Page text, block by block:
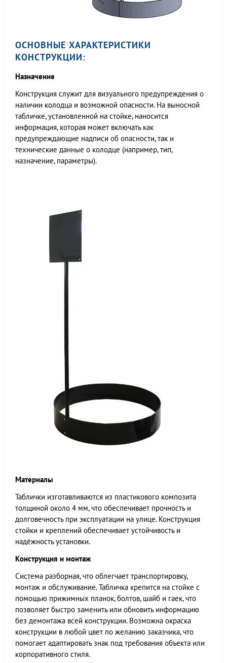
ОСНОВНЫЕ ХАРАКТЕРИСТИКИ
КОНСТРУКЦИИ:
Назначение
Конструкция служит для визуального предупреждения о
наличии колодца и возможной опасности. На выносной
табличке, установленной на стойке, наносится
информация, которая может включать как
предупреждающие надписи об опасности, так и
технические данные о колодце (например, тип,
назначение, параметры).
Материалы
Таблички изготавливаются из пластикового композита
толщиной около 4 мм, что обеспечивает прочность и
долговечность при эксплуатации на улице. Конструкция
стойки и креплений обеспечивает устойчивость и
надёжность установки.
Конструкция и монтаж
Система разборная, что облегчает транспортировку,
монтаж и обслуживание. Табличка крепится на стойке с
помощью прижимных планок, болтов, шайб и гаек, что
позволяет быстро заменить или обновить информацию
без демонтажа всей конструкции. Возможна окраска
конструкции в любой цвет по желанию заказчика, что
помогает адаптировать знак под требования объекта или
корпоративного стиля.